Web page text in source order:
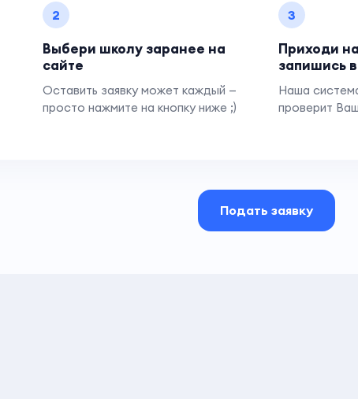
2
Выбери школу заранее на
сайте
Оставить заявку может каждый —
просто нажмите на кнопку ниже ;)
3
Приходи
запишись
Наша
проверит
Подать заявку